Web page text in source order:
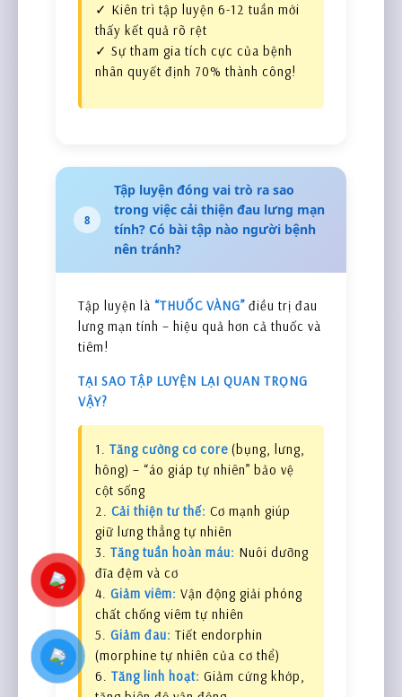
✓ Kiên trì tập luyện 6-12 tuần mới
thấy kết quả rõ rệt
✓ Sự tham gia tích cực của bệnh
nhân quyết định 70% thành công!
8
Tập luyện đóng vai trò ra sao
trong việc cải thiện đau lưng mạn
tính? Có bài tập nào người bệnh
nên tránh?
Tập luyện là “THUỐC VÀNG” điều trị đau
lưng mạn tính – hiệu quả hơn cả thuốc và
tiêm!
TẠI SAO TẬP LUYỆN LẠI QUAN TRỌNG
VẬY?
1. Tăng cường cơ core (bụng, lưng,
hông) – “áo giáp tự nhiên” bảo vệ
cột sống
2. Cải thiện tư thế: Cơ mạnh giúp
giữ lưng thẳng tự nhiên
3. Tăng tuần hoàn máu: Nuôi dưỡng
đĩa đệm và cơ
4. Giảm viêm: Vận động giải phóng
chất chống viêm tự nhiên
5. Giảm đau: Tiết endorphin
(morphine tự nhiên của cơ thể)
6. Tăng linh hoạt: Giảm cứng khớp,